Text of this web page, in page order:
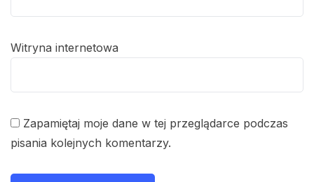
Witryna internetowa
Zapamiętaj moje dane w tej przeglądarce podczas
pisania kolejnych komentarzy.